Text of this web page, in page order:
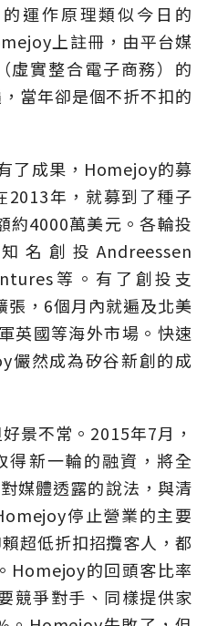
運作原理類似今日的
上註冊，由平台媒
虛實整合電子商務）的
當年卻是個不折不扣的
了成果，Homejoy的募
2013年，就募到了種子
約4000萬美元。各輪投
名創投Andreessen
等。有了創投支
，6個月內就遍及北美
英國等海外市場。快速
儼然成為矽谷新創的成
景不常。2015年7月，
新一輪的融資，將全
媒體透露的說法，與清
停止營業的主要
超低折扣招攬客人，都
Homejoy的回頭客比率
競爭對手、同樣提供家